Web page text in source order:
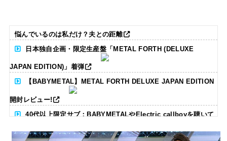
悩んでいるのは私だけ？夫との距離
日本独自企画・限定生産盤「METAL FORTH (DELUXE
JAPAN EDITION)」着弾
【BABYMETAL】METAL FORTH DELUXE JAPAN EDITION
開封レビュー!
40代以上限定サブ：BABYMETALやElectric callboyを聴いて
る人いる？ 【海外の反応】